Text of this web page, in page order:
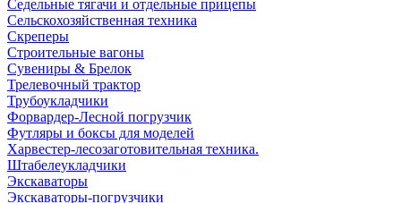
Седельные тягачи и отдельные прицепы
Сельскохозяйственная техника
Скреперы
Строительные вагоны
Сувениры & Брелок
Трелевочный трактор
Трубоукладчики
Форвардер-Лесной погрузчик
Футляры и боксы для моделей
Харвестер-лесозаготовительная техника.
Штабелеукладчики
Экскаваторы
Экскаваторы-погрузчики